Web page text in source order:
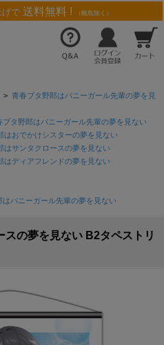
げで 送料無料 ! （離島除く）
> 青春ブタ野郎はバニーガール先輩の夢を見
ブタ野郎はバニーガール先輩の夢を見ない
はおでかけシスターの夢を見ない
はサンタクロースの夢を見ない
はディアフレンドの夢を見ない
はバニーガール先輩の夢を見ない
の夢を見ない B2タペストリ